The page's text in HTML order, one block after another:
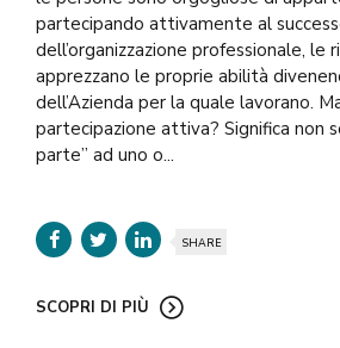
partecipando attivamente al
dell’organizzazione professionale, le
apprezzano le proprie abilità
dell’Azienda per la quale lavorano.
partecipazione attiva? Significa non
parte” ad uno o...
SHARE
SCOPRI DI PIÙ